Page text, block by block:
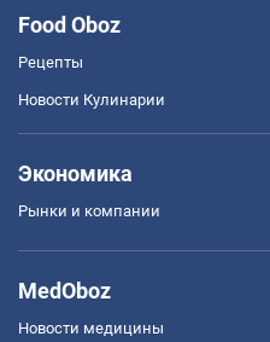
Food Oboz
Рецепты
Новости Кулинарии
Экономика
Рынки и компании
MedOboz
Новости медицины